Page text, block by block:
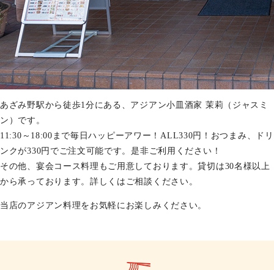
あざみ野駅から徒歩1分にある、アジアン小皿酒家 茉莉（ジャスミ
ン）です。
11:30～18:00まで毎日ハッピーアワー！ALL330円！おつまみ、ドリ
ンクが330円でご注文可能です。是非ご利用ください！
その他、宴会コース料理もご用意しております。貸切は30名様以上
から承っております。詳しくはご相談ください。
当店のアジアン料理をお気軽にお楽しみください。